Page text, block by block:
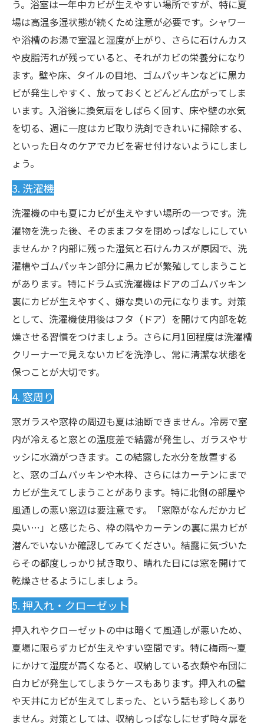
う。浴室は一年中カビが生えやすい場所ですが、特に夏
場は高温多湿状態が続くため注意が必要です。シャワー
や浴槽のお湯で室温と湿度が上がり、さらに石けんカス
や皮脂汚れが残っていると、それがカビの栄養分になり
ます。壁や床、タイルの目地、ゴムパッキンなどに黒カ
ビが発生しやすく、放っておくとどんどん広がってしま
います。入浴後に換気扇をしばらく回す、床や壁の水気
を切る、週に一度はカビ取り洗剤できれいに掃除する、
といった日々のケアでカビを寄せ付けないようにしまし
ょう。
3. 洗濯機
洗濯機の中も夏にカビが生えやすい場所の一つです。洗
濯物を洗った後、そのままフタを閉めっぱなしにしてい
ませんか？内部に残った湿気と石けんカスが原因で、洗
濯槽やゴムパッキン部分に黒カビが繁殖してしまうこと
があります。特にドラム式洗濯機はドアのゴムパッキン
裏にカビが生えやすく、嫌な臭いの元になります。対策
として、洗濯機使用後はフタ（ドア）を開けて内部を乾
燥させる習慣をつけましょう。さらに月1回程度は洗濯槽
クリーナーで見えないカビを洗浄し、常に清潔な状態を
保つことが大切です。
4. 窓周り
窓ガラスや窓枠の周辺も夏は油断できません。冷房で室
内が冷えると窓との温度差で結露が発生し、ガラスやサ
ッシに水滴がつきます。この結露した水分を放置する
と、窓のゴムパッキンや木枠、さらにはカーテンにまで
カビが生えてしまうことがあります。特に北側の部屋や
風通しの悪い窓辺は要注意です。「窓際がなんだかカビ
臭い…」と感じたら、枠の隅やカーテンの裏に黒カビが
潜んでいないか確認してみてください。結露に気づいた
らその都度しっかり拭き取り、晴れた日には窓を開けて
乾燥させるようにしましょう。
5. 押入れ・クローゼット
押入れやクローゼットの中は暗くて風通しが悪いため、
夏場に限らずカビが生えやすい空間です。特に梅雨〜夏
にかけて湿度が高くなると、収納している衣類や布団に
白カビが発生してしまうケースもあります。押入れの壁
や天井にカビが生えてしまった、という話も珍しくあり
ません。対策としては、収納しっぱなしにせず時々扉を